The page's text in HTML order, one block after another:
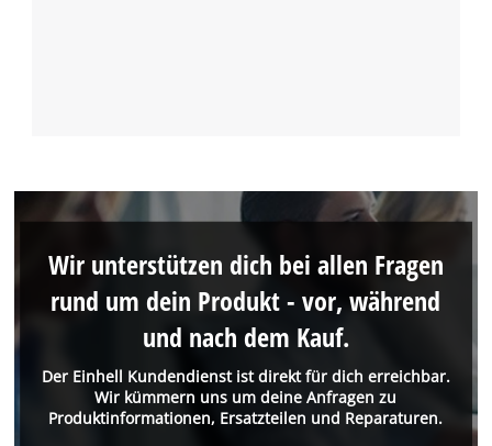
Der Einhell Kundendienst ist direkt für dich erreichbar.
Wir kümmern uns um deine Anfragen zu
Produktinformationen, Ersatzteilen und Reparaturen.
Wir unterstützen dich bei allen Fragen
rund um dein Produkt - vor, während
und nach dem Kauf.